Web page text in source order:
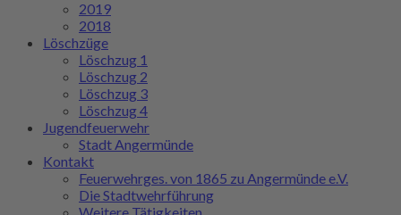
2019
2018
Löschzüge
Löschzug 1
Löschzug 2
Löschzug 3
Löschzug 4
Jugendfeuerwehr
Stadt Angermünde
Kontakt
Feuerwehrges. von 1865 zu Angermünde e.V.
Die Stadtwehrführung